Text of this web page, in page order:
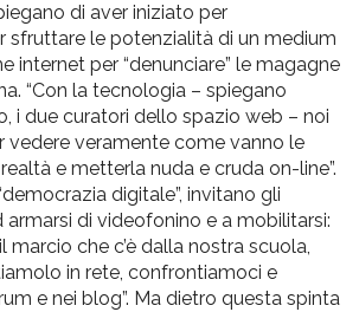
di aver iniziato per
sfruttare le potenzialità di un medium
internet per “denunciare” le magagne
“Con la tecnologia – spiegano
i due curatori dello spazio web – noi
vedere veramente come vanno le
e metterla nuda e cruda on-line”.
digitale”, invitano gli
armarsi di videofonino e a mobilitarsi:
marcio che c’è dalla nostra scuola,
in rete, confrontiamoci e
e nei blog”. Ma dietro questa spinta